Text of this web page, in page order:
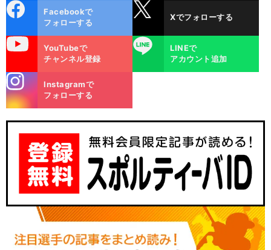
ok
Facebookで
フォローする
Xでフォローする
YouTubeで
チャンネル登録
LINE
LINEで
アカウント追加
m
Instagramで
フォローする